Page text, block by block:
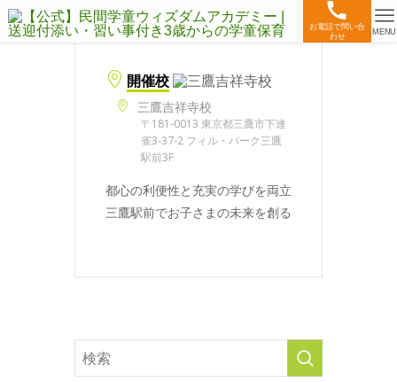
お電話で問い合
わせ
MENU
開催校
三鷹吉祥寺校
〒181-0013 東京都三鷹市下連
雀3-37-2 フィル・パーク三鷹
駅前3F
都心の利便性と充実の学びを両立
三鷹駅前でお子さまの未来を創る